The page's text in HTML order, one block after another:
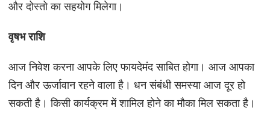
और दोस्तो का सहयोग मिलेगा।
वृषभ राशि
आज निवेश करना आपके लिए फायदेमंद साबित होगा। आज आपका
दिन और ऊर्जावान रहने वाला है। धन संबंधी समस्या आज दूर हो
सकती है। किसी कार्यक्रम में शामिल होने का मौका मिल सकता है।